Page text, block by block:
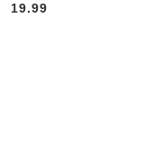
Cena:
19.99